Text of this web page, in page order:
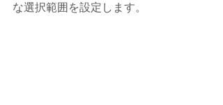
な選択範囲を設定します。